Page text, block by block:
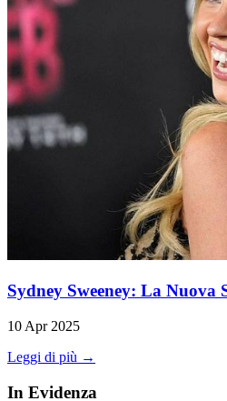
Sydney Sweeney: La Nuova
10 Apr 2025
Leggi di più →
In Evidenza